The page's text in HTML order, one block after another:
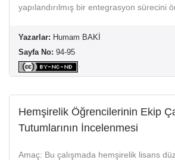
yapılandırılmış bir entegrasyon sürecini
Yazarlar: Humam BAKİ
Sayfa No: 94-95
Hemşirelik Öğrencilerinin Ekip
Tutumlarının İncelenmesi
Amaç: Bu çalışmada hemşirelik lisans